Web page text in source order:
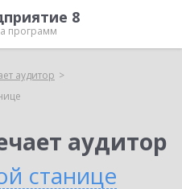
8
программ
аудитор
аудитор
станице